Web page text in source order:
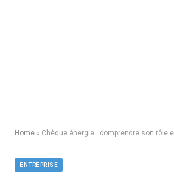
Home » Chèque énergie : comprendre son rôle essentiel dans le
ENTREPRISE